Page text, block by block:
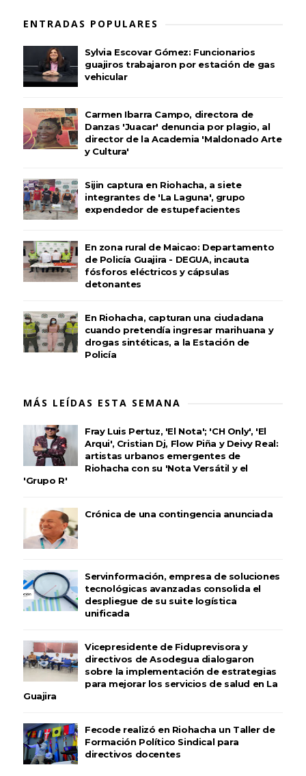
ENTRADAS POPULARES
Sylvia Escovar Gómez: Funcionarios
guajiros trabajaron por estación de gas
vehicular
Carmen Ibarra Campo, directora de
Danzas 'Juacar' denuncia por plagio, al
director de la Academia 'Maldonado Arte
y Cultura'
Sijin captura en Riohacha, a siete
integrantes de 'La Laguna', grupo
expendedor de estupefacientes
En zona rural de Maicao: Departamento
de Policía Guajira - DEGUA, incauta
fósforos eléctricos y cápsulas
detonantes
En Riohacha, capturan una ciudadana
cuando pretendía ingresar marihuana y
drogas sintéticas, a la Estación de
Policía
MÁS LEÍDAS ESTA SEMANA
Fray Luis Pertuz, 'El Nota'; 'CH Only', 'El
Arqui', Cristian Dj, Flow Piña y Deivy Real:
artistas urbanos emergentes de
Riohacha con su 'Nota Versátil y el
'Grupo R'
Crónica de una contingencia anunciada
Servinformación, empresa de soluciones
tecnológicas avanzadas consolida el
despliegue de su suite logística
unificada
Vicepresidente de Fiduprevisora y
directivos de Asodegua dialogaron
sobre la implementación de estrategias
para mejorar los servicios de salud en La
Guajira
Fecode realizó en Riohacha un Taller de
Formación Político Sindical para
directivos docentes